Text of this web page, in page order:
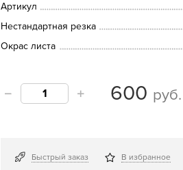
Артикул
Нестандартная резка
Окрас листа
600 руб.
Быстрый заказ В избранное